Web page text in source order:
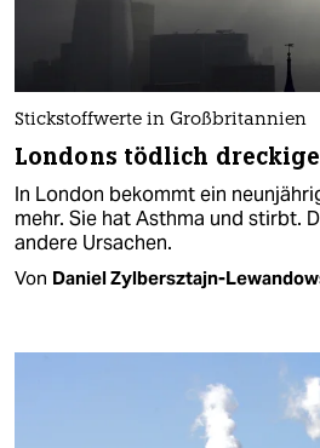
Stickstoffwerte in Großbritannien
Londons tödlich
In London bekommt ein
mehr. Sie hat Asthma und stirbt.
andere Ursachen.
Von Daniel Zylbersztajn-